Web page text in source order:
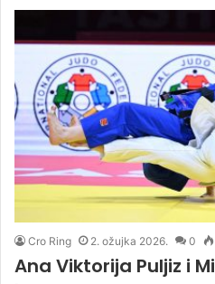
Cro Ring 2. ožujka 2026. 0
Ana Viktorija Puljiz i